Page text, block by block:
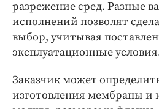
разрежение сред. Разные
исполнений позволят
выбор, учитывая
эксплуатационные
Заказчик может
изготовления мембраны и